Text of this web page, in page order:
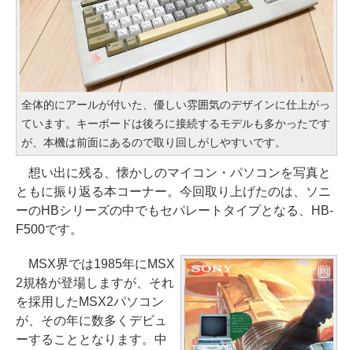
全体的にアールが付いた、優しい雰囲気のデザインに仕上がっ
ています。キーボードは後ろに接続するモデルも多かったです
が、本機は前面にあるので取り回しがしやすいです。
想い出に残る、懐かしのマイコン・パソコンを写真と
ともに振り返る本コーナー。今回取り上げたのは、ソニ
ーのHBシリーズの中でもセパレートタイプとなる、HB-
F500です。
MSX界では1985年にMSX
2規格が登場しますが、それ
を採用したMSX2パソコン
が、その年に数多くデビュ
ーすることとなります。中